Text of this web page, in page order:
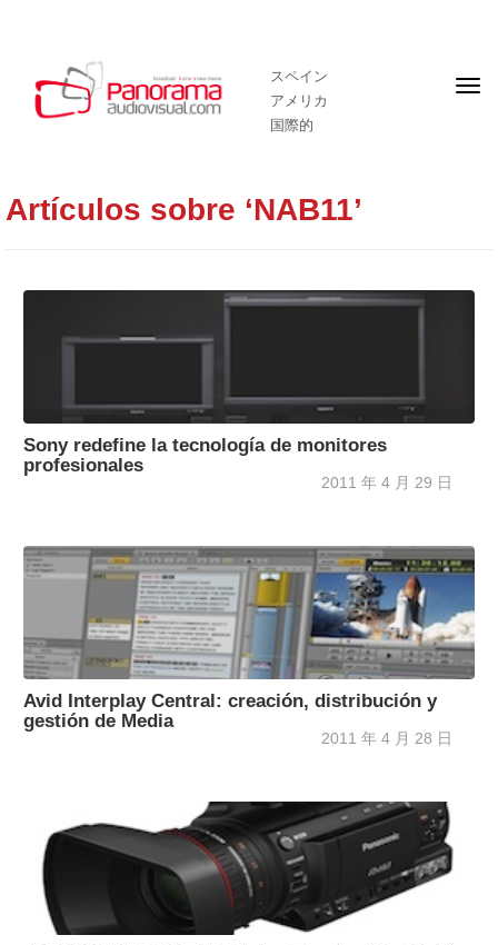
スペイン
アメリカ
国際的
フ
Artículos sobre ‘NAB11’
Sony redefine la tecnología de monitores
profesionales
2011 年 4 月 29 日
Avid Interplay Central: creación, distribución y
gestión de Media
2011 年 4 月 28 日